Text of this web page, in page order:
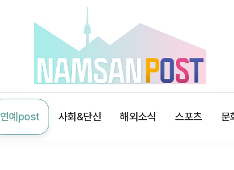
연예post 사회&단신 해외소식 스포츠 문